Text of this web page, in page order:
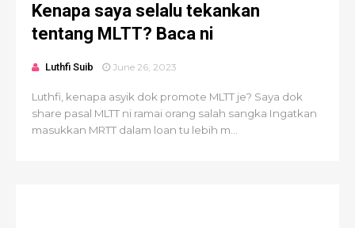
Kenapa saya selalu tekankan
tentang MLTT? Baca ni
Luthfi Suib June 26, 2023
Luthfi, kenapa asyik dok promote MLTT je? Saya dok
share pasal MLTT ni ramai orang salah sangka Ingatkan
masukkan MRTT dalam loan tu lebih m...